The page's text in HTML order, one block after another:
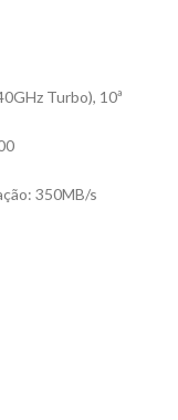
Turbo), 10ª
350MB/s